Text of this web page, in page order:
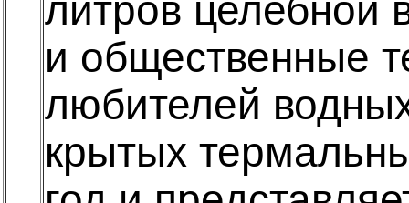
литров целебной
и общественные
любителей
крытых